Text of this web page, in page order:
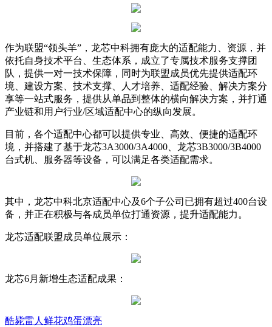
作为联盟“领头羊”，龙芯中科拥有庞大的适配能力、资源，并
依托自身技术平台、生态体系，成立了专属技术服务支撑团
队，提供一对一技术保障，同时为联盟成员优先提供适配环
境、建设方案、技术支撑、人才培养、适配经验、解决方案分
享等一站式服务，提供从单品到整体的横向解决方案，并打通
产业链和用户行业/区域适配中心的纵向发展。
目前，各个适配中心都可以提供专业、高效、便捷的适配环
境，并搭建了基于龙芯3A3000/3A4000、龙芯3B3000/3B4000
台式机、服务器等设备，可以满足各类适配需求。
其中，龙芯中科北京适配中心及6个子公司已拥有超过400台设
备，并正在积极与各成员单位打通资源，提升适配能力。
龙芯适配联盟成员单位展示：
龙芯6月新增生态适配成果：
酷毙雷人 鲜花鸡蛋漂亮